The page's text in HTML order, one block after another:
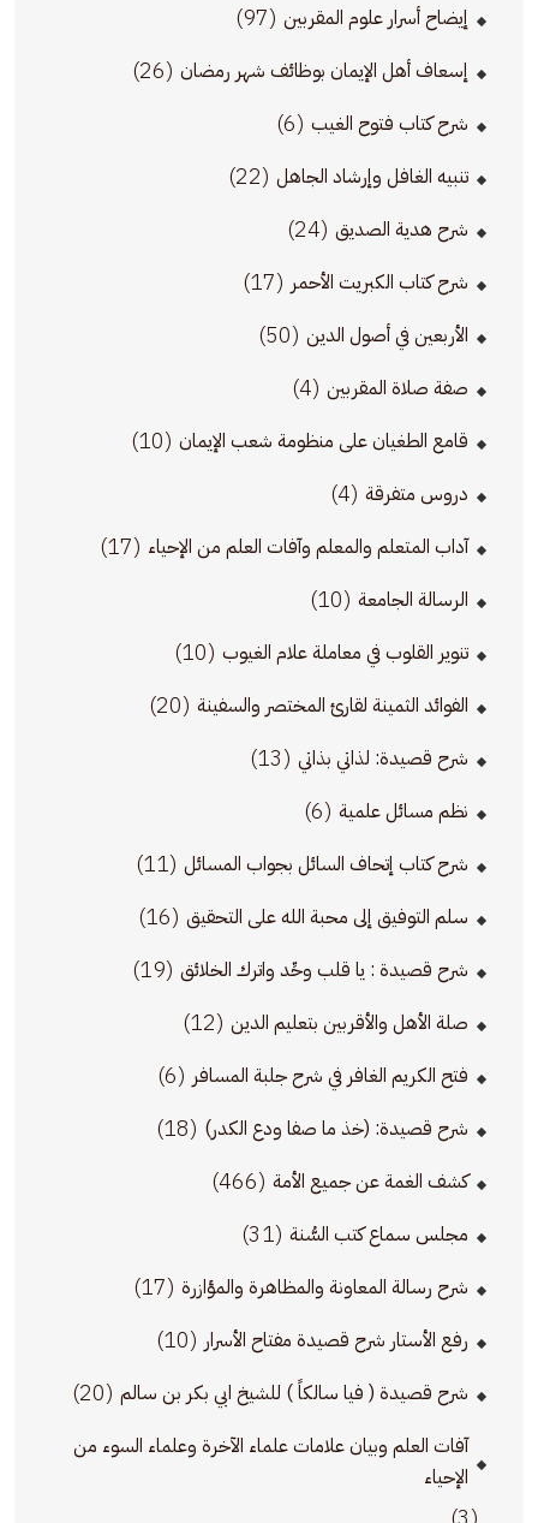
إيضاح أسرار علوم المقربين (97)
إسعاف أهل الإيمان بوظائف شهر رمضان (26)
شرح كتاب فتوح الغيب (6)
تنبيه الغافل وإرشاد الجاهل (22)
شرح هدية الصديق (24)
شرح كتاب الكبريت الأحمر (17)
الأربعين في أصول الدين (50)
صفة صلاة المقربين (4)
قامع الطغيان على منظومة شعب الإيمان (10)
دروس متفرقة (4)
آداب المتعلم والمعلم وآفات العلم من الإحياء (17)
الرسالة الجامعة (10)
تنوير القلوب في معاملة علام الغيوب (10)
الفوائد الثمينة لقارئ المختصر والسفينة (20)
شرح قصيدة: لذاتي بذاتي (13)
نظم مسائل علمية (6)
شرح كتاب إتحاف السائل بجواب المسائل (11)
سلم التوفيق إلى محبة الله على التحقيق (16)
شرح قصيدة : يا قلب وحِّد واترك الخلائق (19)
صلة الأهل والأقربين بتعليم الدين (12)
فتح الكريم الغافر في شرح جلبة المسافر (6)
شرح قصيدة: (خذ ما صفا ودع الكدر) (18)
كشف الغمة عن جميع الأمة (466)
مجلس سماع كتب السُّنة (31)
شرح رسالة المعاونة والمظاهرة والمؤازرة (17)
رفع الأستار شرح قصيدة مفتاح الأسرار (10)
شرح قصيدة ( فيا سالكاً ) للشيخ ابي بكر بن سالم (20)
آفات العلم وبيان علامات علماء الآخرة وعلماء السوء من
الإحياء